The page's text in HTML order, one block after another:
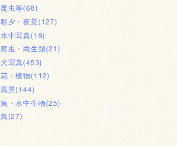
昆虫等(68)
朝夕・夜景(127)
水中写真(18)
爬虫・両生類(21)
犬写真(453)
花・植物(112)
風景(144)
魚・水中生物(25)
鳥(27)